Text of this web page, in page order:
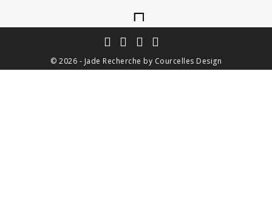
Instagram
© 2026 - Jade Recherche by Courcelles Design